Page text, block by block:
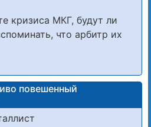
кризиса МКГ, будут ли
что арбитр их
повешенный